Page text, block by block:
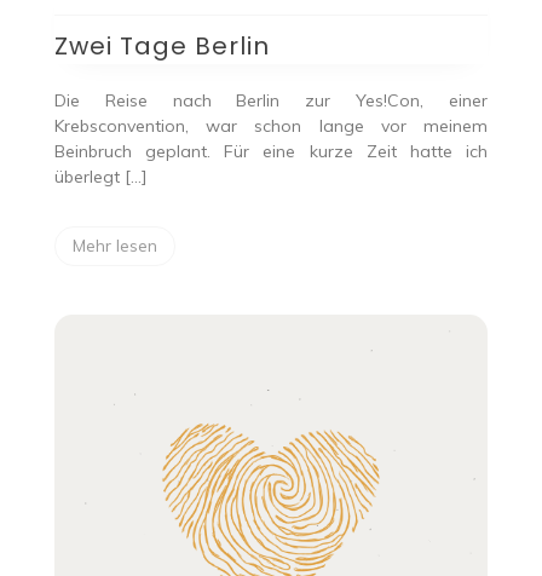
Zwei Tage Berlin
Die Reise nach Berlin zur Yes!Con, einer
Krebsconvention, war schon lange vor meinem
Beinbruch geplant. Für eine kurze Zeit hatte ich
überlegt […]
Mehr lesen